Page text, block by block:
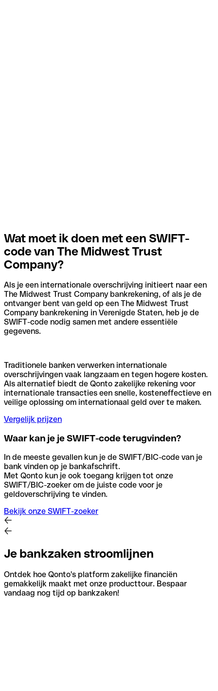
Wat moet ik doen met een SWIFT-
code van The Midwest Trust
Company?
Als je een internationale overschrijving initieert naar een
The Midwest Trust Company bankrekening, of als je de
ontvanger bent van geld op een The Midwest Trust
Company bankrekening in Verenigde Staten, heb je de
SWIFT-code nodig samen met andere essentiële
gegevens.
Traditionele banken verwerken internationale
overschrijvingen vaak langzaam en tegen hogere kosten.
Als alternatief biedt de Qonto zakelijke rekening voor
internationale transacties een snelle, kosteneffectieve en
veilige oplossing om internationaal geld over te maken.
Vergelijk prijzen
Waar kan je je SWIFT-code terugvinden?
In de meeste gevallen kun je de SWIFT/BIC-code van je
bank vinden op je bankafschrift.
Met Qonto kun je ook toegang krijgen tot onze
SWIFT/BIC-zoeker om de juiste code voor je
geldoverschrijving te vinden.
Bekijk onze SWIFT-zoeker
Je bankzaken stroomlijnen
Ontdek hoe Qonto's platform zakelijke financiën
gemakkelijk maakt met onze producttour. Bespaar
vandaag nog tijd op bankzaken!